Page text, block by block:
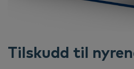
Tilskudd til